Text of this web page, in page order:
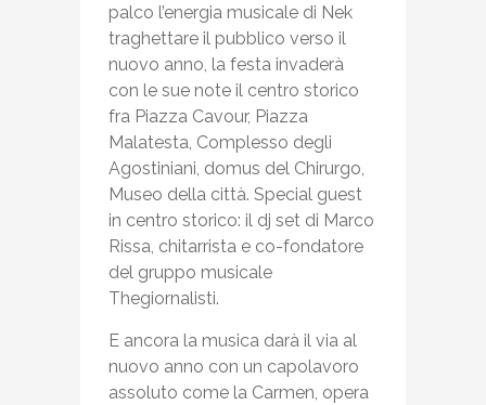
palco l’energia musicale di Nek
traghettare il pubblico verso il
nuovo anno, la festa invaderà
con le sue note il centro storico
fra Piazza Cavour, Piazza
Malatesta, Complesso degli
Agostiniani, domus del Chirurgo,
Museo della città. Special guest
in centro storico: il dj set di Marco
Rissa, chitarrista e co-fondatore
del gruppo musicale
Thegiornalisti.
E ancora la musica darà il via al
nuovo anno con un capolavoro
assoluto come la Carmen, opera